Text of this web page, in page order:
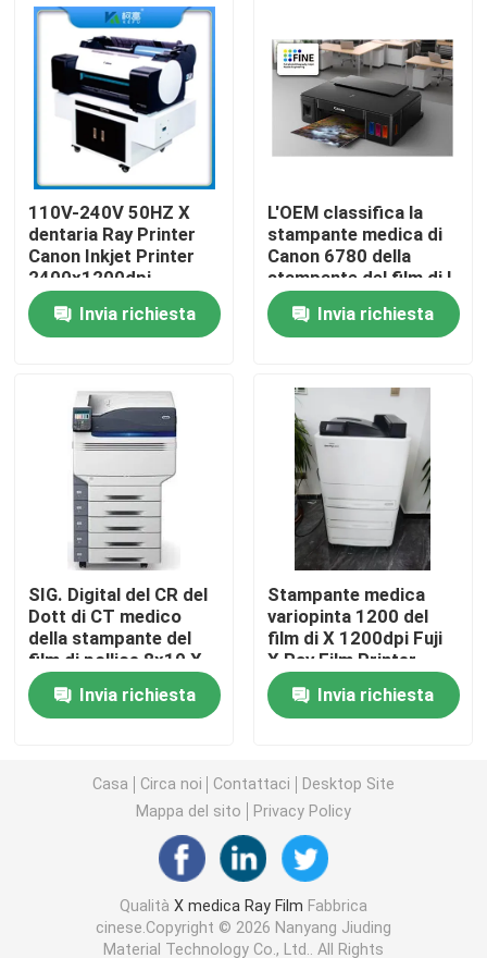
Fatory Tour
Controllo di qualità
Contattaci
notizie
Tutti i casi
X medica Ray Film
Laser X Ray Film
Film asciutto medico
Lastra radioscopica dell'ANIMALE DOMESTICO
carta della foto del rc
Film del trasferimento di calore
film termico medico
110V-240V 50HZ X
dentaria Ray Printer
Canon Inkjet Printer
2400x1200dpi
Invia richiesta
L'OEM classifica la
stampante medica di
Canon 6780 della
stampante del film di I
14×51in
Invia richiesta
SIG. Digital del CR del
Dott di CT medico
della stampante del
film di pollice 8x10 X
Ray Machine Printer
Invia richiesta
Stampante medica
variopinta 1200 del
film di X 1200dpi Fuji
X Ray Film Printer
Invia richiesta
Casa Circa noi Contattaci
Desktop Site
Mappa del sito
Privacy Policy
Qualità X medica Ray Film Fabbrica
cinese.Copyright © 2026 Nanyang Jiuding
Material Technology Co., Ltd.. All Rights